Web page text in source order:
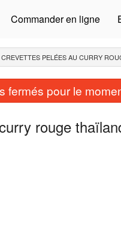
Commander en ligne
CREVETTES PELÉES AU CURRY
fermés pour le
rouge